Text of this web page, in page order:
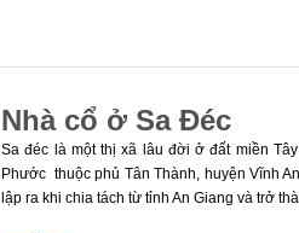
Nhà cổ ở Sa Đéc
Sa đéc là một thị xã lâu đời ở đất miền
Phước thuộc phủ Tân Thành, huyện Vĩnh
lập ra khi chia tách từ tỉnh An Giang và trở